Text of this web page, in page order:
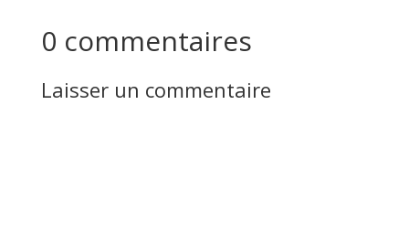
0 commentaires
Laisser un commentaire